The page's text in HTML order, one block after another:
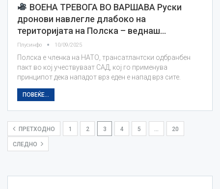
ВОЕНА ТРЕВОГА ВО ВАРШАВА Руски
дронови навлегле длабоко на
територијата на Полска – веднаш…
Плусинфо 10/09/2025
Полска е членка на НАТО, трансатлантски одбранбен
пакт во кој учествуваат САД, кој го применува
принципот дека нападот врз еден е напад врз сите.
ПОВЕЌЕ...
ПРЕТХОДНО 1 2 3 4 5 20
СЛЕДНО